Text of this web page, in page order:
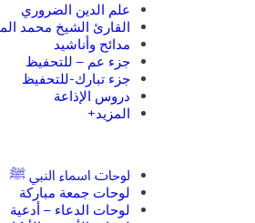
علم الدين الضروري
القارئ الشيخ محمد
مدائح وأناشيد
جزء عم – للتحفيظ
جزء تبارك-للتحفيظ
دروس الإذاعة
المزيد+
لوحات اسماء النبي ﷺ
لوحات جمعة مباركة
لوحات الدعاء – أدعية